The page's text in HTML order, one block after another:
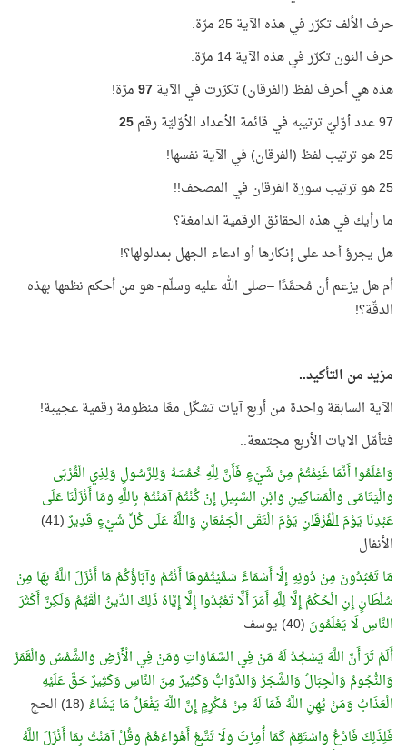
حرف الألف تكرّر في هذه الآية 25 مرّة.
حرف النون تكرّر في هذه الآية 14 مرّة.
هذه هي أحرف لفظ (الفرقان) تكرّرت في الآية97مرّة!
97 عدد أوّليّ ترتيبه في قائمة الأعداد الأوّليّة رقم
25
25 هو ترتيب لفظ (الفرقان) في الآية نفسها!
25 هو ترتيب سورة الفرقان في المصحف!!
ما رأيك في هذه الحقائق الرقمية الدامغة؟
هل يجرؤ أحد على إنكارها أو ادعاء الجهل بمدلولها؟!
أم هل يزعم أن مُحمَّدًا –صلى الله عليه وسلّم- هو من أحكم نظمها بهذه
الدقّة؟!
مزيد من التأكيد..
الآية السابقة واحدة من أربع آيات تشكّل معًا منظومة رقمية عجيبة!
فتأمّل الآيات الأربع مجتمعة..
وَاعْلَمُوا أَنَّمَا غَنِمْتُمْ مِنْ شَيْءٍ فَأَنَّ لِلَّهِ خُمُسَهُ وَلِلرَّسُولِ وَلِذِي الْقُرْبَى
وَالْيَتَامَى وَالْمَسَاكِينِ وَابْنِ السَّبِيلِ إِنْ كُنْتُمْ آمَنْتُمْ بِاللَّهِ وَمَا أَنْزَلْنَا عَلَى
عَبْدِنَا يَوْمَالْفُرْقَانِ يَوْمَ الْتَقَى الْجَمْعَانِ وَاللَّهُ عَلَى كُلِّ شَيْءٍ قَدِيرٌ
(41)
الأنفال
مَا تَعْبُدُونَ مِنْ دُونِهِ إِلَّا أَسْمَاءً سَمَّيْتُمُوهَا أَنْتُمْ وَآبَاؤُكُمْ مَا أَنْزَلَ اللَّهُ بِهَا مِنْ
سُلْطَانٍ إِنِ الْحُكْمُ إِلَّا لِلَّهِ أَمَرَ أَلَّا تَعْبُدُوا إِلَّا إِيَّاهُ ذَلِكَ الدِّينُ الْقَيِّمُ وَلَكِنَّ أَكْثَرَ
النَّاسِ لَا يَعْلَمُونَ (40) يوسف
أَلَمْ تَرَ أَنَّ اللَّهَ يَسْجُدُ لَهُ مَنْ فِي السَّمَاوَاتِ وَمَنْ فِي الْأَرْضِ وَالشَّمْسُ وَالْقَمَرُ
وَالنُّجُومُ وَالْجِبَالُ وَالشَّجَرُ وَالدَّوَابُّ وَكَثِيرٌ مِنَ النَّاسِ وَكَثِيرٌ حَقَّ عَلَيْهِ
الْعَذَابُ وَمَنْ يُهِنِ اللَّهُ فَمَا لَهُ مِنْ مُكْرِمٍ إِنَّ اللَّهَ يَفْعَلُ مَا يَشَاءُ (18) الحج
فَلِذَلِكَ فَادْعُ وَاسْتَقِمْ كَمَا أُمِرْتَ وَلَا تَتَّبِعْ أَهْوَاءَهُمْ وَقُلْ آمَنْتُ بِمَا أَنْزَلَ اللَّهُ